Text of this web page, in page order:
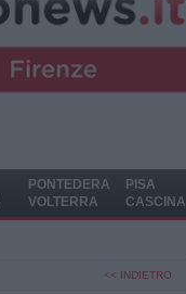
PONTEDERA
VOLTERRA
PISA
CASCINA
<< INDIETRO